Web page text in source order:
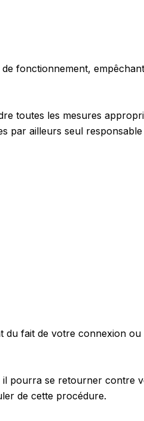
fonctionnement, empêchant
toutes les mesures
par ailleurs seul responsable
du fait de votre connexion ou
il pourra se retourner contre
de cette procédure.